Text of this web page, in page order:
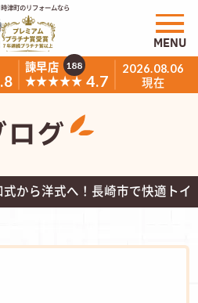
津町のリフォームなら
諫早店
★★★★★ 4.7
188 2026.08.06
現在
MENU
ログ
式から洋式へ！長崎市で快適ト